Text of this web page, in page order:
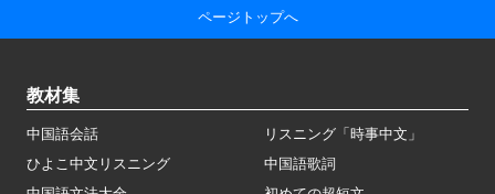
ページトップへ
教材集
中国語会話
リスニング「時事中文」
ひよこ中文リスニング
中国語歌詞